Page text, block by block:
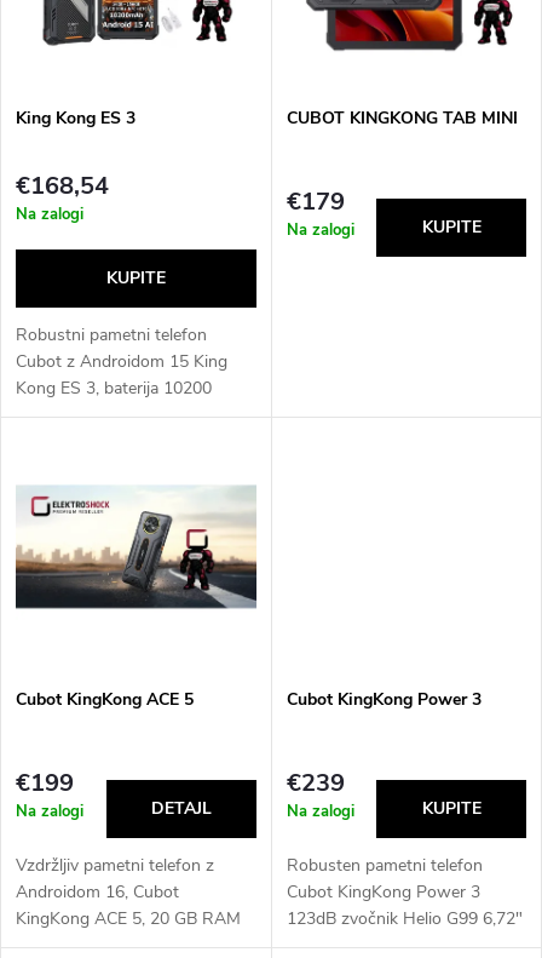
t
s
o
r
t
n
g
o
f
p
o
d
u
c
t
King Kong ES 3
€168,54
Na zalogi
Robustni pametni telefon
Cubot z Androidom 15 King
Kong ES 3, baterija 10200
mAh, do 16 GB + 256 GB,
CUBOT KINGKONG TAB MINI
€179
Na zalogi
Cubot KingKong ACE 5
€199
Na zalogi
Vzdržljiv pametni telefon z
Androidom 16, Cubot
KingKong ACE 5, 20 GB RAM
(8 GB + 12 GB), 256 GB ROM,
Cubot KingKong Power 3
€239
Na zalogi
Robusten pametni telefon
Cubot KingKong Power 3
123dB zvočnik Helio G99 6,72"
120Hz zaslon 24GB+256GB